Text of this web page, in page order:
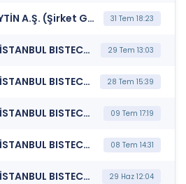
***CEMZY*** CEM ZEYTİN A.Ş. (Şirket Genel Bilgi Formu) 31 Tem 18:23
***CEMZY*** BORSA İSTANBUL BISTECH DEVRE KESİCİ UYGULAMASI (Pay Bazında Devre Kesici Bildirimi) 29 Tem 13:03
***CEMZY*** BORSA İSTANBUL BISTECH DEVRE KESİCİ UYGULAMASI (Pay Bazında Devre Kesici Bildirimi) 28 Tem 15:39
***CEMZY*** BORSA İSTANBUL BISTECH DEVRE KESİCİ UYGULAMASI (Pay Bazında Devre Kesici Bildirimi) 09 Tem 17:19
***CEMZY*** BORSA İSTANBUL BISTECH DEVRE KESİCİ UYGULAMASI (Pay Bazında Devre Kesici Bildirimi) 08 Tem 14:31
***CEMZY*** BORSA İSTANBUL BISTECH DEVRE KESİCİ UYGULAMASI (Pay Bazında Devre Kesici Bildirimi) 29 Haz 12:04